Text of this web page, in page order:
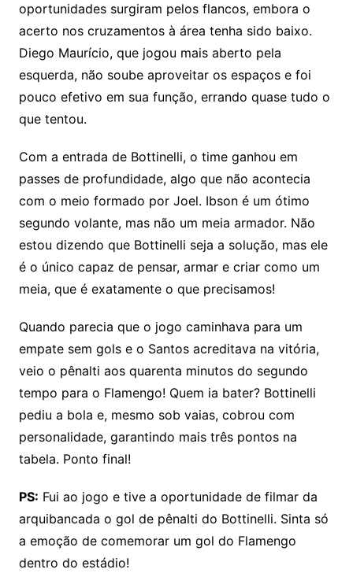
oportunidades surgiram pelos flancos, embora o
acerto nos cruzamentos à área tenha sido baixo.
Diego Maurício, que jogou mais aberto pela
esquerda, não soube aproveitar os espaços e foi
pouco efetivo em sua função, errando quase tudo o
que tentou.
Com a entrada de Bottinelli, o time ganhou em
passes de profundidade, algo que não acontecia
com o meio formado por Joel. Ibson é um ótimo
segundo volante, mas não um meia armador. Não
estou dizendo que Bottinelli seja a solução, mas ele
é o único capaz de pensar, armar e criar como um
meia, que é exatamente o que precisamos!
Quando parecia que o jogo caminhava para um
empate sem gols e o Santos acreditava na vitória,
veio o pênalti aos quarenta minutos do segundo
tempo para o Flamengo! Quem ia bater? Bottinelli
pediu a bola e, mesmo sob vaias, cobrou com
personalidade, garantindo mais três pontos na
tabela. Ponto final!
PS: Fui ao jogo e tive a oportunidade de filmar da
arquibancada o gol de pênalti do Bottinelli. Sinta só
a emoção de comemorar um gol do Flamengo
dentro do estádio!